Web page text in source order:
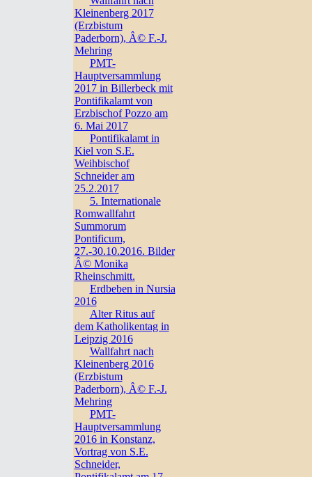
Kleinenberg 2017
(Erzbistum
Paderborn), Â© F.-J.
Mehring
PMT-
Hauptversammlung
2017 in Billerbeck mit
Pontifikalamt von
Erzbischof Pozzo am
6. Mai 2017
Pontifikalamt in
Kiel von S.E.
Weihbischof
Schneider am
25.2.2017
5. Internationale
Romwallfahrt
Summorum
Pontificum,
27.-30.10.2016. Bilder
Â© Monika
Rheinschmitt.
Erdbeben in Nursia
2016
Alter Ritus auf
dem Katholikentag in
Leipzig 2016
Wallfahrt nach
Kleinenberg 2016
(Erzbistum
Paderborn), Â© F.-J.
Mehring
PMT-
Hauptversammlung
2016 in Konstanz,
Vortrag von S.E.
Schneider,